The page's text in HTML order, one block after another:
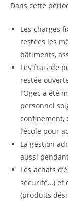
Dans cette
Les charges
restées les
bâtiments,
Les frais de
restée
l’Ogec a été
personnel
confinement,
l’école pour
La gestion
aussi
Les achats
sécurité…) et
(produits